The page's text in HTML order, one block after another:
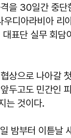
을 30일간 중단
디아라비아 리
대표단 실무 회담
상으로 나아갈
두고도 민간인
는 것이다.
밤부터 이튿날